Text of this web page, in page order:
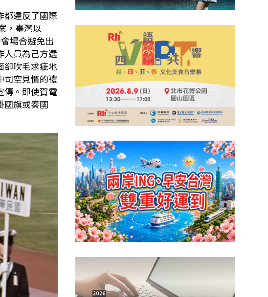
都違反了國際
，臺灣以
場合避免出
人員為己方選
卻吹毛求疵地
司空見慣的禮
傳。即使賀電
國旗或奏國